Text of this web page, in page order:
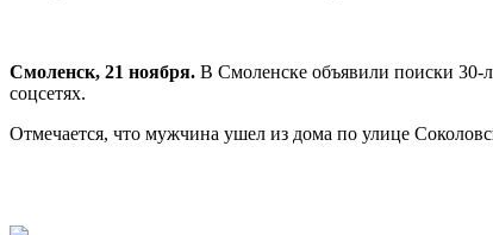
Смоленск, 21 ноября. В Смоленске объявили поиски 30-
соцсетях.
Отмечается, что мужчина ушел из дома по улице